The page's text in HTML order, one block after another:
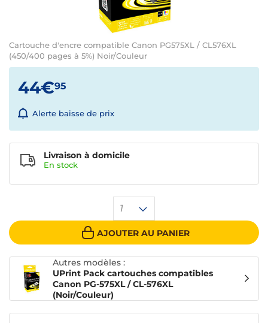
Cartouche d'encre compatible Canon PG575XL / CL576XL
(450/400 pages à 5%) Noir/Couleur
44€95
Alerte baisse de prix
1
AJOUTER AU PANIER
Livraison à domicile
En stock
Autres modèles :
UPrint Pack cartouches compatibles
Canon PG-575XL / CL-576XL
(Noir/Couleur)